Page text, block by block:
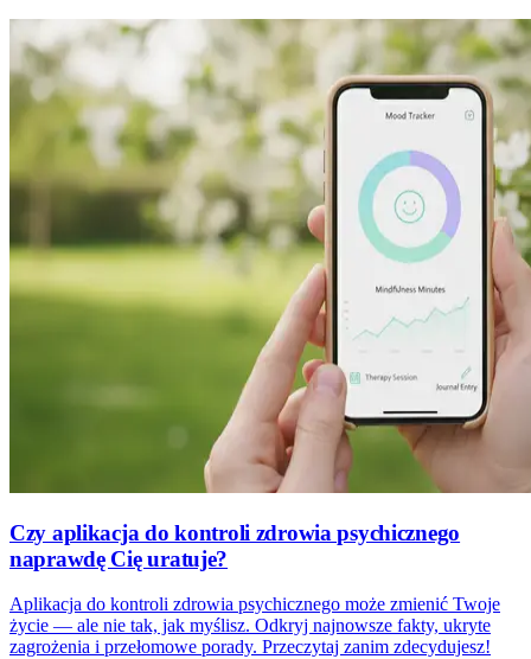
Czy aplikacja do kontroli zdrowia psychicznego
naprawdę Cię uratuje?
Aplikacja do kontroli zdrowia psychicznego może zmienić Twoje
życie — ale nie tak, jak myślisz. Odkryj najnowsze fakty, ukryte
zagrożenia i przełomowe porady. Przeczytaj zanim zdecydujesz!